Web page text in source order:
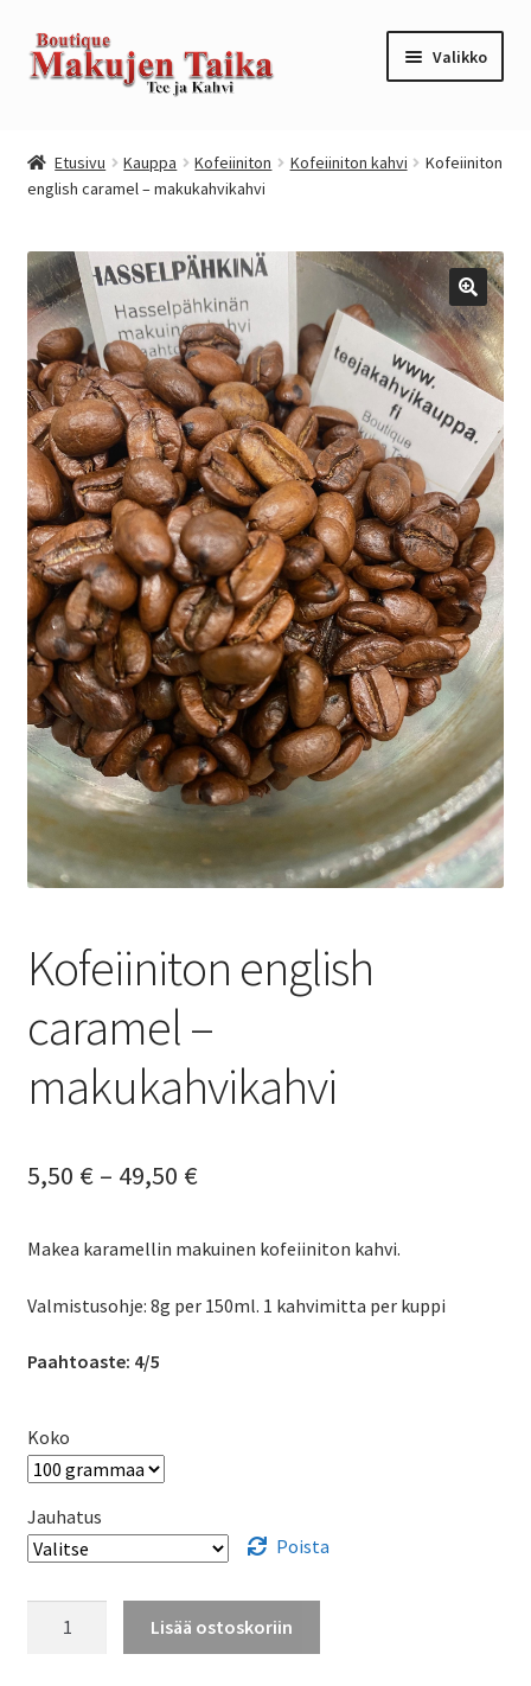
Siirry
navigointiin
Siirry
sisältöön
Valikko
Kanta-asiakkuusohjelma / loyalty program
Kassa
Kauppa
Oma tili
Ostoskori
Tilaus- ja sopimusehdot
Yrityksille
Etusivu Kauppa Kofeiiniton Kofeiiniton kahvi
Kofeiiniton
english caramel – makukahvikahvi
Kofeiiniton english
caramel –
makukahvikahvi
5,50 € – 49,50 €Hintaluokka:
-
49,50 €
Makea karamellin makuinen kofeiiniton kahvi.
Valmistusohje: 8g per 150ml. 1 kahvimitta per kuppi
Paahtoaste: 4/5
Koko
Jauhatus
Poista
Lisää ostoskoriin